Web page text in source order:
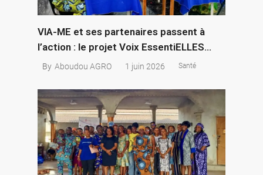
VIA-ME et ses partenaires passent à
l’action : le projet Voix EssentiELLES
entre dans sa deuxième année
By Aboudou AGRO 1 juin 2026 Santé